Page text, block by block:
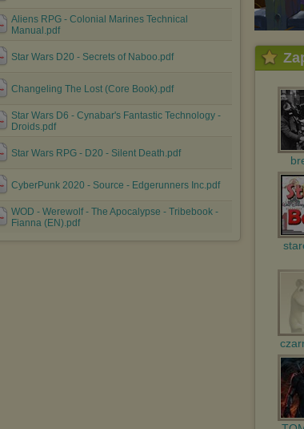
Istnieje
sposób
dokonując
internetowej.
Pełną
http://
Aliens RPG - Colonial Marines Technical
Manual.pdf
Star Wars D20 - Secrets of Naboo.pdf
Changeling The Lost (Core Book).pdf
Star Wars D6 - Cynabar's Fantastic Technology -
Droids.pdf
Star Wars RPG - D20 - Silent Death.pdf
CyberPunk 2020 - Source - Edgerunners Inc.pdf
WOD - Werewolf - The Apocalypse - Tribebook -
Fianna (EN).pdf